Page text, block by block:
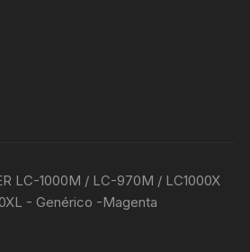
LC-1000M / LC-970M / LC1000X
- Genérico -Magenta